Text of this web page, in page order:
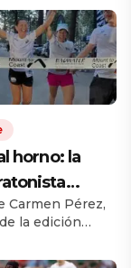
horno: la
que corrió
y lo
con una «air
Carmen Pérez,
la edición
la prueba.